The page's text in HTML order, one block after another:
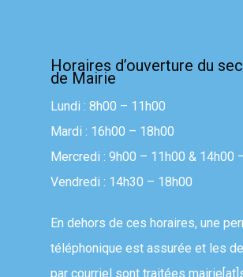
Horaires d’ouverture du
de Mairie
Lundi : 8h00 – 11h00
Mardi : 16h00 – 18h00
Mercredi : 9h00 – 11h00 & 14h00
Vendredi : 14h30 – 18h00
En dehors de ces horaires, une
téléphonique est assurée et les
par courriel sont traitées